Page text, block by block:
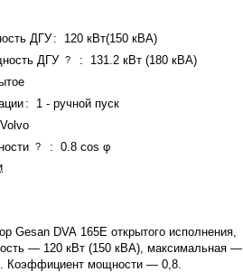
ДГУ:
120 кВт(150 кВА)
ДГУ ? :
131.2 кВт (180 кВА)
:
1 - ручной пуск
Volvo
? :
0.8 cos φ
Gesan DVA 165E открытого исполнения,
— 120 кВт (150 кВА), максимальная —
Коэффициент мощности — 0,8.